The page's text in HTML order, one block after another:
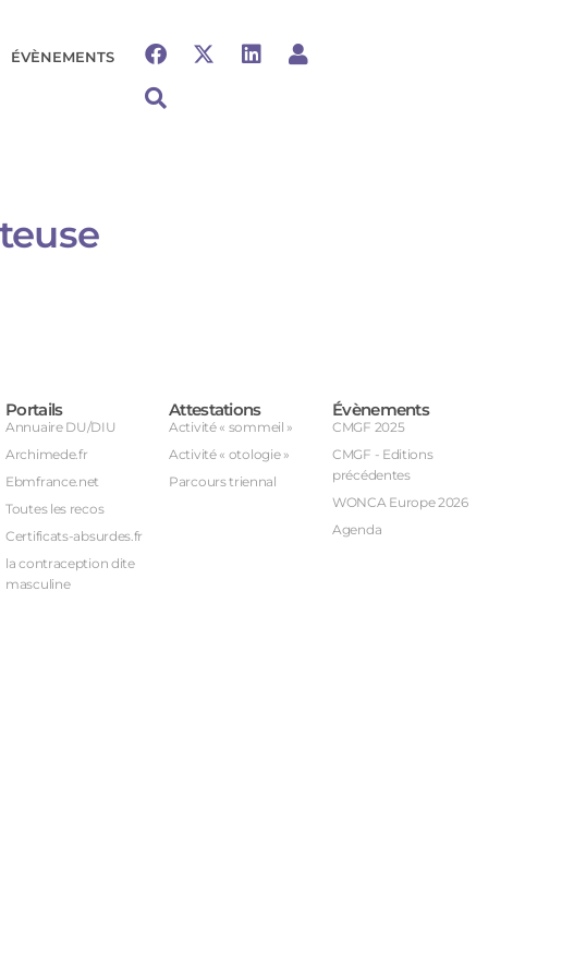
ÉVÈNEMENTS
Portails
Annuaire DU/DIU
Archimede.fr
Ebmfrance.net
Toutes les recos
Certificats-absurdes.fr
la contraception dite
masculine
Attestations
Activité « sommeil »
Activité « otologie »
Parcours triennal
Évènements
CMGF 2025
CMGF - Editions
précédentes
WONCA Europe 2026
Agenda